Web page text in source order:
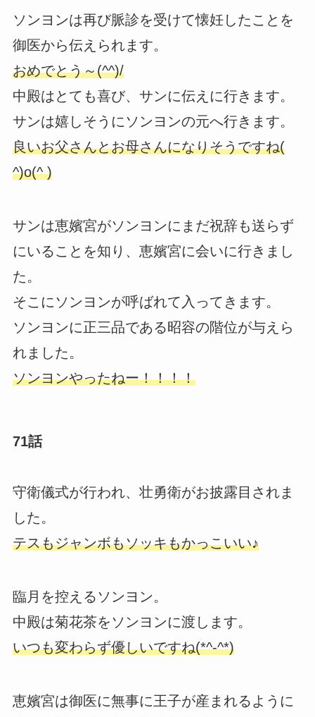
ソンヨンは再び脈診を受けて懐妊したことを
御医から伝えられます。
おめでとう～(^^)/
中殿はとても喜び、サンに伝えに行きます。
サンは嬉しそうにソンヨンの元へ行きます。
良いお父さんとお母さんになりそうですね(
^)o(^ )
サンは恵嬪宮がソンヨンにまだ祝辞も送らず
にいることを知り、恵嬪宮に会いに行きまし
た。
そこにソンヨンが呼ばれて入ってきます。
ソンヨンに正三品である昭容の階位が与えら
れました。
ソンヨンやったねー！！！！
71話
守衛儀式が行われ、壮勇衛がお披露目されま
した。
テスもジャンボもソッキもかっこいい♪
臨月を控えるソンヨン。
中殿は菊花茶をソンヨンに渡します。
いつも変わらず優しいですね(*^-^*)
恵嬪宮は御医に無事に王子が産まれるように